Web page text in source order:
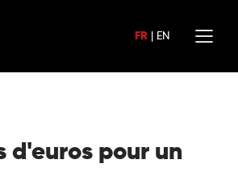
FR EN
d'euros pour un